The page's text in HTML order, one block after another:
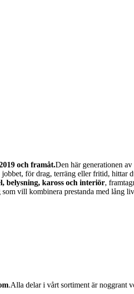
och framåt.Den här generationen
för drag, terräng eller fritid, hittar
belysning, kaross och interiör,
vill kombinera prestanda med lång
.Alla delar i vårt sortiment är noggrant